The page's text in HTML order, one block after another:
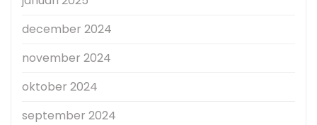
december 2024
november 2024
oktober 2024
september 2024